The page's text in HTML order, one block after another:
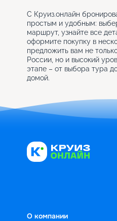
С Круиз.онлайн
простым и удобным:
маршрут, узнайте все
оформите покупку в
предложить вам не
России, но и высокий
этапе – от выбора тура
домой.
О компании